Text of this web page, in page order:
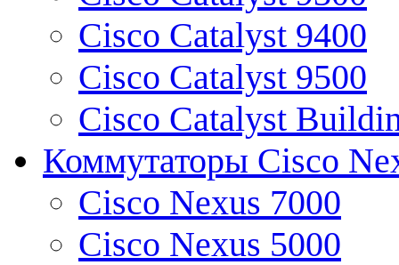
Cisco Catalyst 9400
Cisco Catalyst 9500
Cisco Catalyst
Коммутаторы Cisco
Cisco Nexus 7000
Cisco Nexus 5000